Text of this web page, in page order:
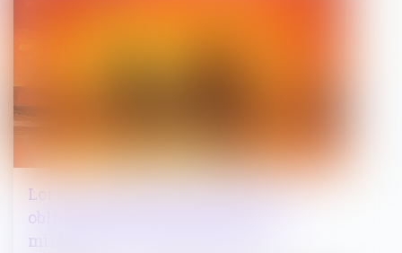
Loi du 13 juillet 2026 : une assistance
obligatoire par avocat pour les
mineurs en assistance éducative